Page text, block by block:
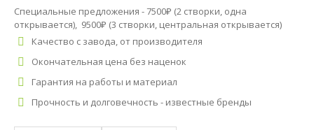
Специальные предложения - 7500₽ (2 створки, одна
открывается), 9500₽ (3 створки, центральная открывается)
Качество с завода, от производителя
Окончательная цена без наценок
Гарантия на работы и материал
Прочность и долговечность - известные бренды